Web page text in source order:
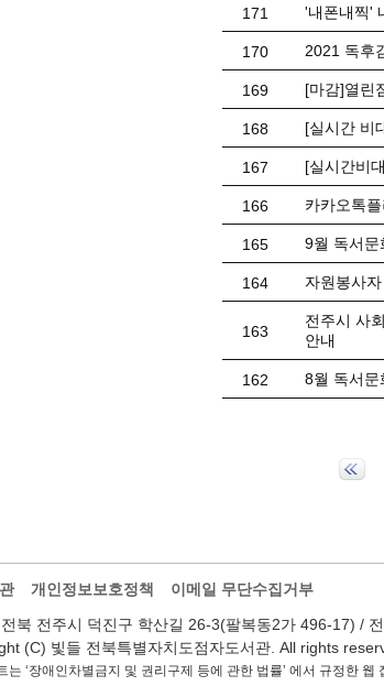
171 '내폰내찍'
170 2021 독후
169 [마감]열린
168 [실시간 비
167 [실시간비
166 카카오톡
165 9월 독서문
164 자원봉사자
163
전주시 사
안내
162 8월 독서문
개인정보보호정책
이메일 무단수집거부
북 전주시 덕진구 학산길 26-3(팔복동2가 496-17) /
(C) 빛들 전북특별자치도점자도서관. All rights
는 ‘장애인차별금지 및 권리구제 등에 관한 법률’ 에서 규정한